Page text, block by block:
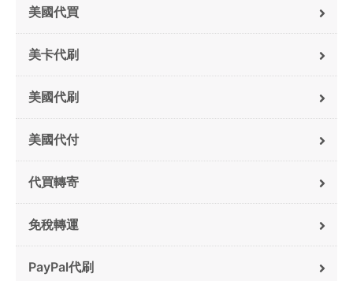
美國代買
美卡代刷
美國代刷
美國代付
代買轉寄
免稅轉運
PayPal代刷